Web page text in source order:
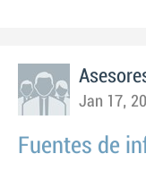
Jan 17,
Fuentes de